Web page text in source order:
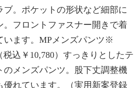
ブ。ポケットの形状など細部に
。フロントファスナー開きで着
います。MPメンズパンツ※
税込￥10,780）すっきりとしたテ
のメンズパンツ。股下丈調整機
優れています。（実用新案登録